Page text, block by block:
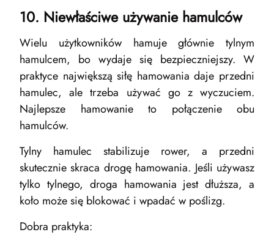
10. Niewłaściwe używanie hamulców
Wielu użytkowników hamuje głównie tylnym
hamulcem, bo wydaje się bezpieczniejszy. W
praktyce największą siłę hamowania daje przedni
hamulec, ale trzeba używać go z wyczuciem.
Najlepsze hamowanie to połączenie obu
hamulców.
Tylny hamulec stabilizuje rower, a przedni
skutecznie skraca drogę hamowania. Jeśli używasz
tylko tylnego, droga hamowania jest dłuższa, a
koło może się blokować i wpadać w poślizg.
Dobra praktyka: